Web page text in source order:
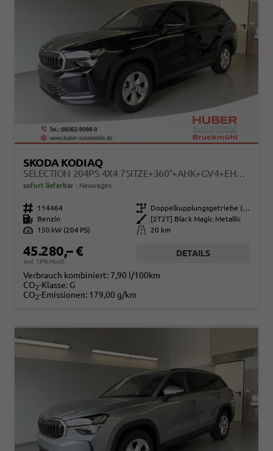
SKODA KODIAQ
SELECTION 204PS 4X4 7SITZE+360°+AHK+GV4+EHECK+WINTER+PARKLENK
sofort lieferbar Neuwagen
Fahrzeugnr. 114464 Getriebe
Doppelkupplungsgetriebe (DSG)
Kraftstoff
Benzin Außenfarbe
[2T2T] Black Magic Metallic
Leistung
150 kW (204 PS) Kilometerstand 20 km
45.280,– €
incl. 19% MwSt.
DETAILS
Verbrauch kombiniert: 7,90 l/100km
CO2-Klasse: G
CO2-Emissionen: 179,00 g/km